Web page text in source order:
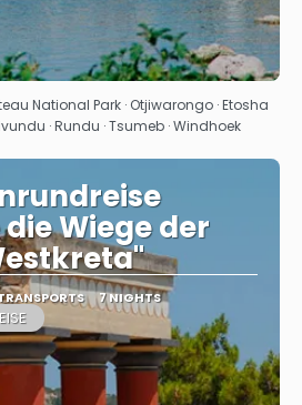
See
National Park · Otjiwarongo · Etosha
· Rundu · Tsumeb · Windhoek
Wiege der
7 NIGHTS